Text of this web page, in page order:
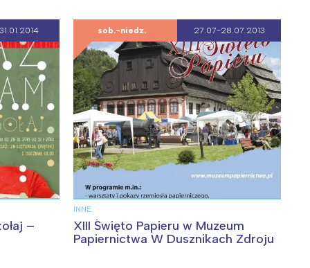
–
sob.-niedz. 27.07-28.07.2013
INNE
XIII Święto Papieru w Muzeum
Papiernictwa W Dusznikach Zdroju